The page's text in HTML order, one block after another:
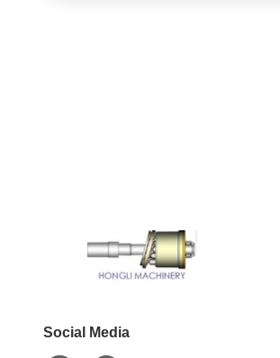
Social Media